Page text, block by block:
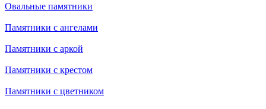
Овальные памятники
Памятники с ангелами
Памятники с аркой
Памятники с крестом
Памятники с цветником